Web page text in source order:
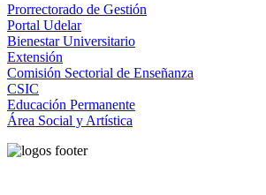
Prorrectorado de Gestión
Portal Udelar
Bienestar Universitario
Extensión
Comisión Sectorial de Enseñanza
CSIC
Educación Permanente
Área Social y Artística